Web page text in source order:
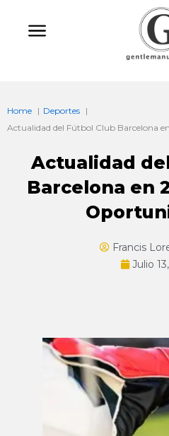
Home
Deportes
Actualidad del Fútbol Club Barcelona
Actualidad
Barcelona en
Francis
Julio